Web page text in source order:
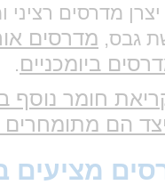
מדרסים רציני
גבס, מדרסים
ביומכניים.
חומר נוסף
הם מתומחרים
מציעים